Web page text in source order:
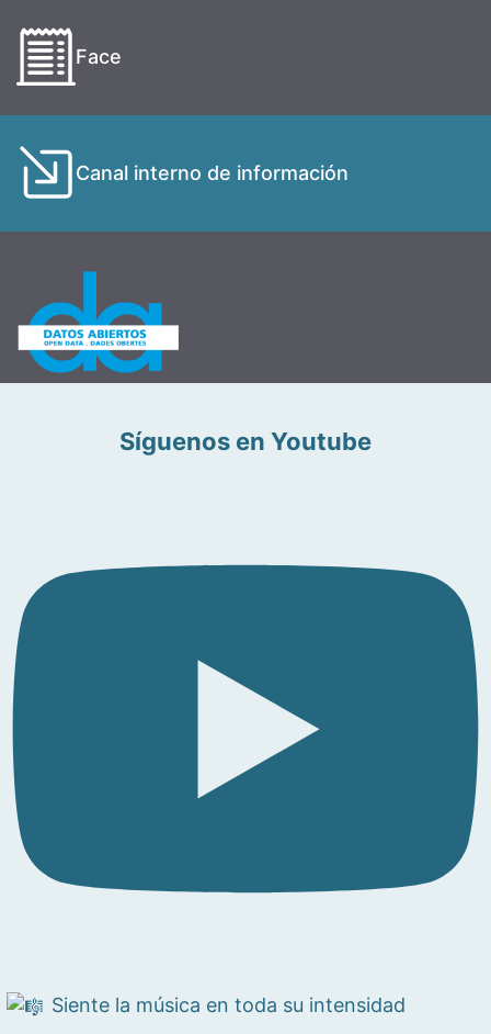
Face
Canal interno de información
Síguenos en Youtube
Siente la música en toda su intensidad